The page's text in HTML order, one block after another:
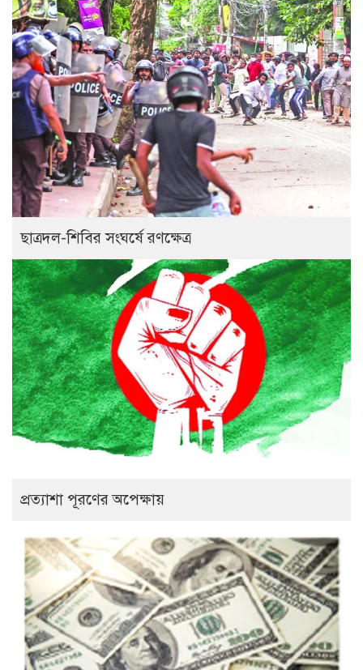
ছাত্রদল-শিবির সংঘর্ষে রণক্ষেত্র
প্রত্যাশা পূরণের অপেক্ষায়